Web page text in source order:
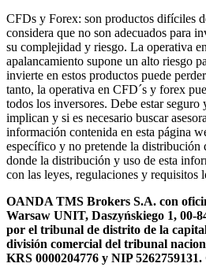
CFDs y Forex: son productos difíciles
considera que no son adecuados para
su complejidad y riesgo. La operativa
apalancamiento supone un alto riesgo
invierte en estos productos puede
tanto, la operativa en CFD´s y forex
todos los inversores. Debe estar seguro
implican y si es necesario buscar
información contenida en esta página
específico y no pretende la distribución
donde la distribución y uso de esta
con las leyes, regulaciones y requisitos
OANDA TMS Brokers S.A. con
Warsaw UNIT, Daszyńskiego 1, 00-
por el tribunal de distrito de la
división comercial del tribunal
KRS 0000204776 y NIP